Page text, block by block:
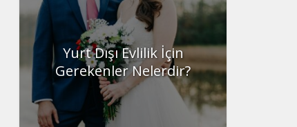
Yurt Dışı Evlilik İçin
Gerekenler Nelerdir?